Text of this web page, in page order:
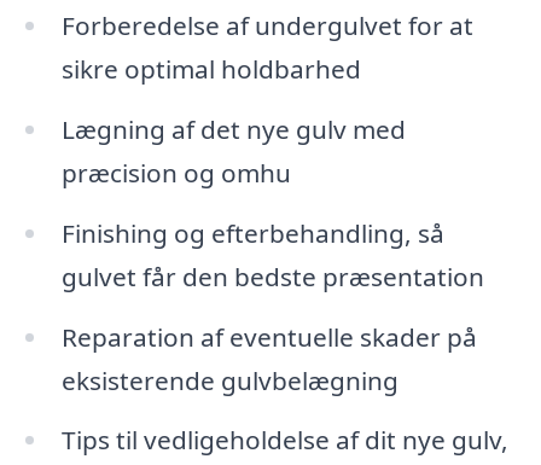
Forberedelse af undergulvet for at
sikre optimal holdbarhed
Lægning af det nye gulv med
præcision og omhu
Finishing og efterbehandling, så
gulvet får den bedste præsentation
Reparation af eventuelle skader på
eksisterende gulvbelægning
Tips til vedligeholdelse af dit nye gulv,